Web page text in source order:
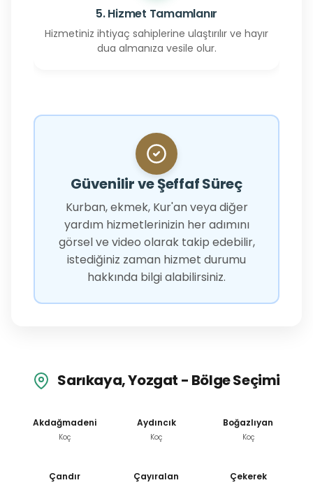
5. Hizmet Tamamlanır
Hizmetiniz ihtiyaç sahiplerine ulaştırılır ve hayır
dua almanıza vesile olur.
Güvenilir ve Şeffaf Süreç
Kurban, ekmek, Kur'an veya diğer
yardım hizmetlerinizin her adımını
görsel ve video olarak takip edebilir,
istediğiniz zaman hizmet durumu
hakkında bilgi alabilirsiniz.
Sarıkaya, Yozgat - Bölge Seçimi
Akdağmadeni
Koç
Aydıncık
Koç
Boğazlıyan
Koç
Çandır Çayıralan Çekerek